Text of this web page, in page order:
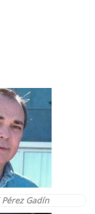
Gadín